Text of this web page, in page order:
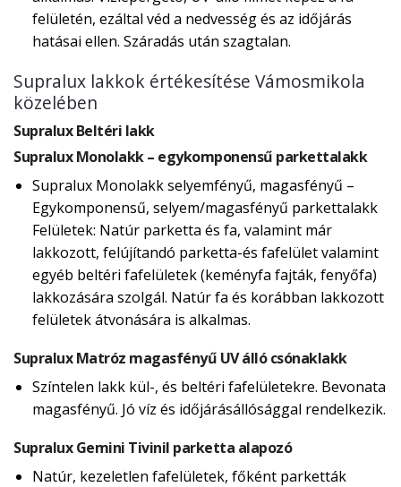
felületén, ezáltal véd a nedvesség és az időjárás
hatásai ellen. Száradás után szagtalan.
Supralux lakkok értékesítése Vámosmikola
közelében
Supralux Beltéri lakk
Supralux Monolakk – egykomponensű parkettalakk
Supralux Monolakk selyemfényű, magasfényű –
Egykomponensű, selyem/magasfényű parkettalakk
Felületek: Natúr parketta és fa, valamint már
lakkozott, felújítandó parketta-és fafelület valamint
egyéb beltéri fafelületek (keményfa fajták, fenyőfa)
lakkozására szolgál. Natúr fa és korábban lakkozott
felületek átvonására is alkalmas.
Supralux Matróz magasfényű UV álló csónaklakk
Színtelen lakk kül-, és beltéri fafelületekre. Bevonata
magasfényű. Jó víz és időjárásállósággal rendelkezik.
Supralux Gemini Tivinil parketta alapozó
Natúr, kezeletlen fafelületek, főként parketták